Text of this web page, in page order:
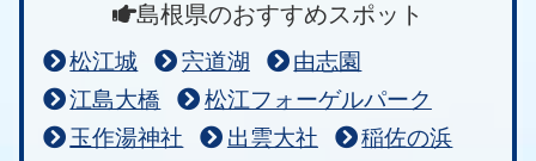
島根県のおすすめスポット
松江城 宍道湖
由志園
江島大橋
松江フォーゲルパーク
玉作湯神社
出雲大社
稲佐の浜